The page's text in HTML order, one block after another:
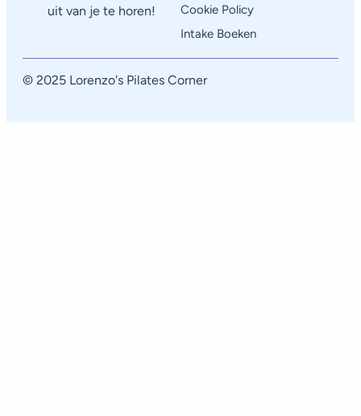
uit van je te horen!
Cookie Policy
Intake Boeken
© 2025 Lorenzo's Pilates Corner